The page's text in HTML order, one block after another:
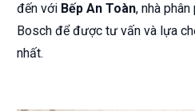
đến với Bếp An Toàn, nhà
Bosch để được tư vấn và lựa
nhất.